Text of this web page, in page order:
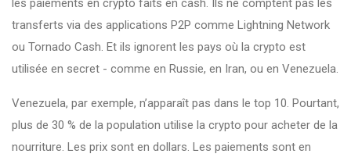
les paiements en crypto faits en cash. Ils ne comptent pas les
transferts via des applications P2P comme Lightning Network
ou Tornado Cash. Et ils ignorent les pays où la crypto est
utilisée en secret - comme en Russie, en Iran, ou en Venezuela.
Venezuela, par exemple, n’apparaît pas dans le top 10. Pourtant,
plus de 30 % de la population utilise la crypto pour acheter de la
nourriture. Les prix sont en dollars. Les paiements sont en